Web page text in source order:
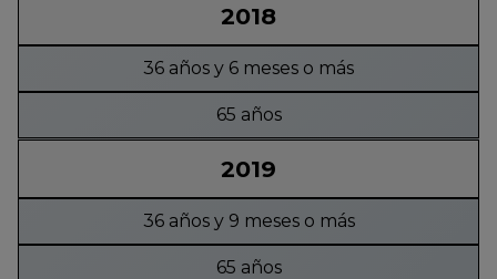
2018
36 años y 6 meses o más
65 años
2019
36 años y 9 meses o más
65 años